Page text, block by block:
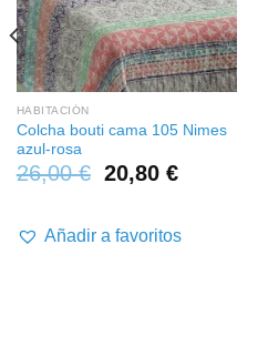
HABITACIÓN
Colcha bouti cama 105 Nimes
azul-rosa
26,00€ 20,80 €
Añadir a favoritos